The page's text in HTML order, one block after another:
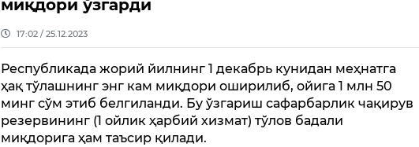
миқдори ўзгарди
17:02 / 25.12.2023
Республикада жорий йилнинг 1 декабрь кунидан меҳнатга
ҳақ тўлашнинг энг кам миқдори оширилиб, ойига 1 млн 50
минг сўм этиб белгиланди. Бу ўзгариш сафарбарлик чақирув
резервининг (1 ойлик ҳарбий хизмат) тўлов бадали
миқдорига ҳам таъсир қилади.